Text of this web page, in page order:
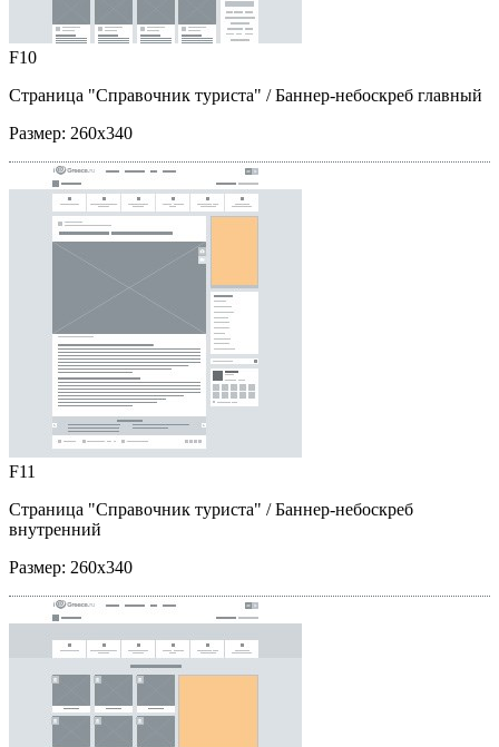
F10
Страница "Справочник туриста" / Баннер-небоскреб главный
Размер: 260x340
F11
Страница "Справочник туриста" / Баннер-небоскреб
внутренний
Размер: 260x340